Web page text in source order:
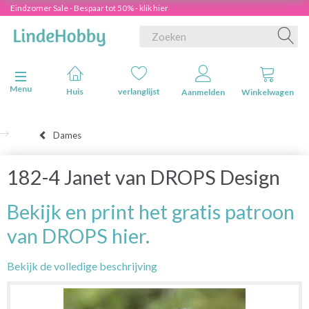
Eindzomer Sale - Bespaar tot 50% - klik hier
Navigatie in-/uitschakelen
Menu
Huis verlanglijst Aanmelden Winkelwagen
Dames
182-4 Janet van DROPS Design
Bekijk en print het gratis patroon
van DROPS hier.
Bekijk de volledige beschrijving